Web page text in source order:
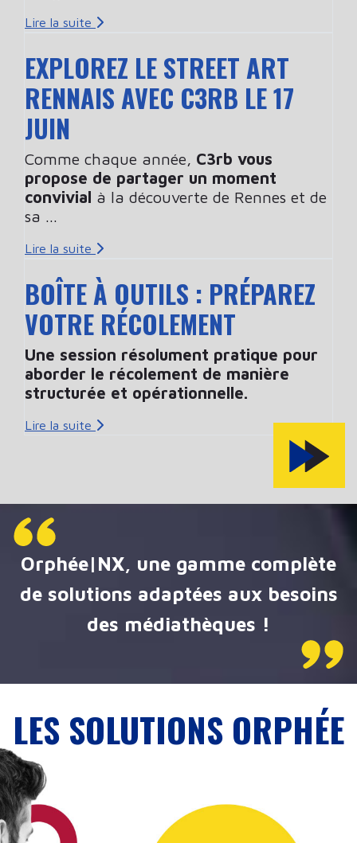
Lire la suite
EXPLOREZ LE STREET ART
RENNAIS AVEC C3RB LE 17
JUIN
Comme chaque année, C3rb vous
propose de partager un moment
convivial à la découverte de Rennes et de
sa ...
Lire la suite
BOÎTE À OUTILS : PRÉPAREZ
VOTRE RÉCOLEMENT
Une session résolument pratique pour
aborder le récolement de manière
structurée et opérationnelle.
Lire la suite
Orphée|NX, une gamme complète
de solutions adaptées aux besoins
des médiathèques !
LES SOLUTIONS ORPHÉE